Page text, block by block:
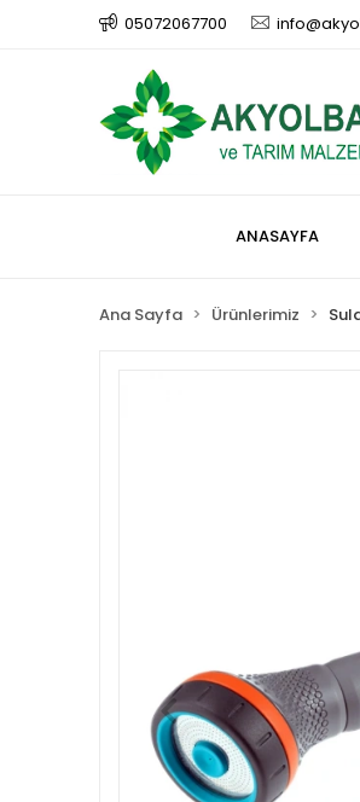
05072067700
ANASAYFA
Ana Sayfa Ürünlerimiz